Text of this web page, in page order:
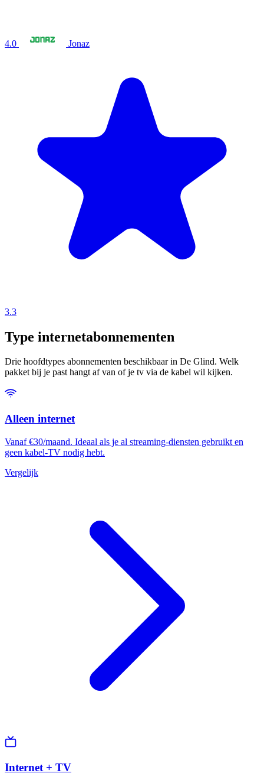
4.0 Jonaz
3.3
Type internetabonnementen
Drie hoofdtypes abonnementen beschikbaar in De Glind. Welk
pakket bij je past hangt af van of je tv via de kabel wil kijken.
Alleen internet
Vanaf €30/maand. Ideaal als je al streaming-diensten gebruikt en
geen kabel-TV nodig hebt.
Vergelijk
Internet + TV